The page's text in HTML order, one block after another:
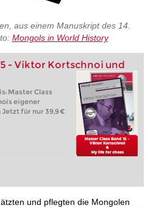
aus einem Manuskript des 14.
Mongols in World History
- Viktor Kortschnoi und
Master Class
eigener
für nur 39,9 €
und pflegten die Mongolen